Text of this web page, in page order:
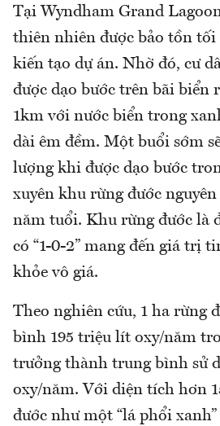
Tại Wyndham Grand
thiên nhiên được bảo tồn
kiến tạo dự án. Nhờ đó, cư
được dạo bước trên bãi biển
1km với nước biển trong
dài êm đềm. Một buổi sớm
lượng khi được dạo bước
xuyên khu rừng đước
năm tuổi. Khu rừng đước là
có “1-0-2” mang đến giá trị
khỏe vô giá.
Theo nghiên cứu, 1 ha rừng
bình 195 triệu lít oxy/năm
trưởng thành trung bình sử
oxy/năm. Với diện tích hơn
đước như một “lá phổi